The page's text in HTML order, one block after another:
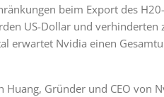
beim Export des
US-Dollar und verhinderten
erwartet Nvidia einen
Huang, Gründer und CEO von